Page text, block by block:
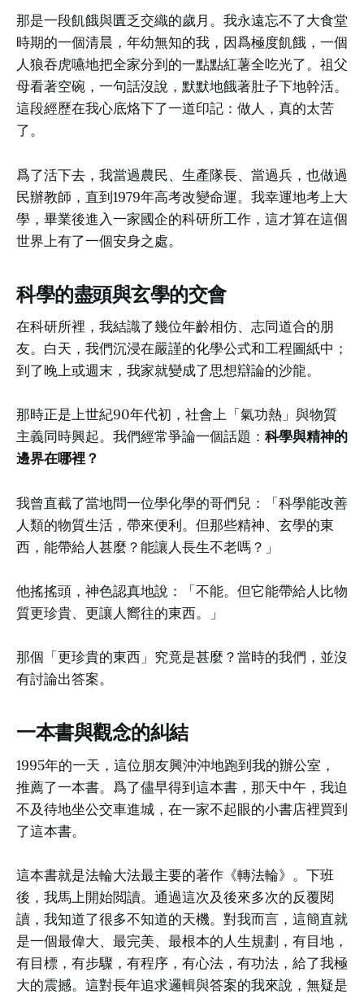
那是一段飢餓與匱乏交織的歲月。我永遠忘不了大食堂
時期的一個清晨，年幼無知的我，因爲極度飢餓，一個
人狼吞虎嚥地把全家分到的一點點紅薯全吃光了。祖父
母看著空碗，一句話沒說，默默地餓著肚子下地幹活。
這段經歷在我心底烙下了一道印記：做人，真的太苦
了。
爲了活下去，我當過農民、生產隊長、當過兵，也做過
民辦教師，直到1979年高考改變命運。我幸運地考上大
學，畢業後進入一家國企的科研所工作，這才算在這個
世界上有了一個安身之處。
科學的盡頭與玄學的交會
在科研所裡，我結識了幾位年齡相仿、志同道合的朋
友。白天，我們沉浸在嚴謹的化學公式和工程圖紙中；
到了晚上或週末，我家就變成了思想辯論的沙龍。
那時正是上世紀90年代初，社會上「氣功熱」與物質
主義同時興起。我們經常爭論一個話題： 科學與精神的
邊界在哪裡？
我曾直截了當地問一位學化學的哥們兒：「科學能改善
人類的物質生活，帶來便利。但那些精神、玄學的東
西，能帶給人甚麼？能讓人長生不老嗎？」
他搖搖頭，神色認真地說：「不能。但它能帶給人比物
質更珍貴、更讓人嚮往的東西。」
那個「更珍貴的東西」究竟是甚麼？當時的我們，並沒
有討論出答案。
一本書與觀念的糾結
1995年的一天，這位朋友興沖沖地跑到我的辦公室，
推薦了一本書。爲了儘早得到這本書，那天中午，我迫
不及待地坐公交車進城，在一家不起眼的小書店裡買到
了這本書。
這本書就是法輪大法最主要的著作《轉法輪》。下班
後，我馬上開始閲讀。通過這次及後來多次的反覆閱
讀，我知道了很多不知道的天機。對我而言，這簡直就
是一個最偉大、最完美、最根本的人生規劃，有目地，
有目標，有步驟，有程序，有心法，有功法，給了我極
大的震撼。這對長年追求邏輯與答案的我來說，無疑是